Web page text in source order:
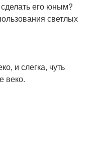
его юным?
светлых
и слегка, чуть
веко.